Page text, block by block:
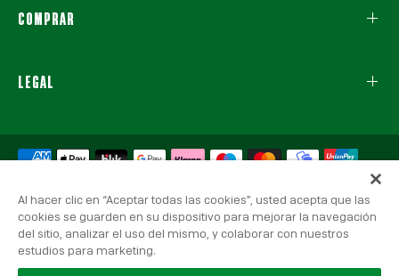
COMPRAR
LEGAL
© 2026 Real Betis Balompié, Todos los derechos reservados.
Aviso Legal
Política de Privacidad
Al hacer clic en “Aceptar todas las cookies”, usted acepta que las
cookies se guarden en su dispositivo para mejorar la navegación
del sitio, analizar el uso del mismo, y colaborar con nuestros
estudios para marketing.